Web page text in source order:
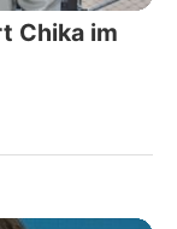
Chika im